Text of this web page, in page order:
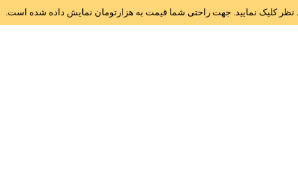
نظر کلیک نمایید. جهت راحتی شما قیمت به هزارتومان نمایش داده شده است.